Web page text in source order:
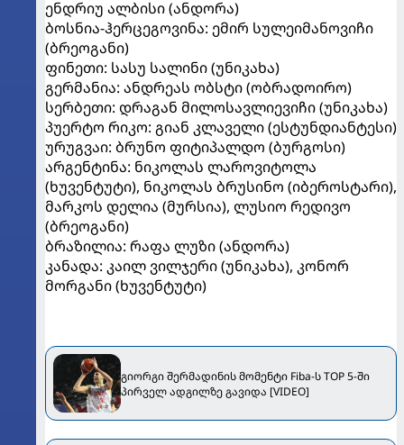
ენდრიუ ალბისი (ანდორა)
ბოსნია-ჰერცეგოვინა: ემირ სულეიმანოვიჩი
(ბრეოგანი)
ფინეთი: სასუ სალინი (უნიკახა)
გერმანია: ანდრეას ობსტი (ობრადოირო)
სერბეთი: დრაგან მილოსავლიევიჩი (უნიკახა)
პუერტო რიკო: გიან კლაველი (ესტუნდიანტესი)
ურუგვაი: ბრუნო ფიტიპალდო (ბურგოსი)
არგენტინა: ნიკოლას ლაროვიტოლა
(ხუვენტუტი), ნიკოლას ბრუსინო (იბეროსტარი),
მარკოს დელია (მურსია), ლუსიო რედივო
(ბრეოგანი)
ბრაზილია: რაფა ლუზი (ანდორა)
კანადა: კაილ ვილჯერი (უნიკახა), კონორ
მორგანი (ხუვენტუტი)
გიორგი შერმადინის მომენტი Fiba-ს TOP 5-ში
პირველ ადგილზე გავიდა [VIDEO]